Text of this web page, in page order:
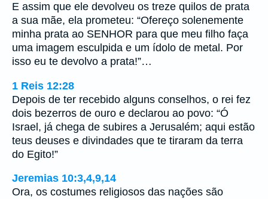
E assim que ele devolveu os treze quilos de prata
a sua mãe, ela prometeu: “Ofereço solenemente
minha prata ao SENHOR para que meu filho faça
uma imagem esculpida e um ídolo de metal. Por
isso eu te devolvo a prata!”…
1 Reis 12:28
Depois de ter recebido alguns conselhos, o rei fez
dois bezerros de ouro e declarou ao povo: “Ó
Israel, já chega de subires a Jerusalém; aqui estão
teus deuses e divindades que te tiraram da terra
do Egito!”
Jeremias 10:3,4,9,14
Ora, os costumes religiosos das nações são